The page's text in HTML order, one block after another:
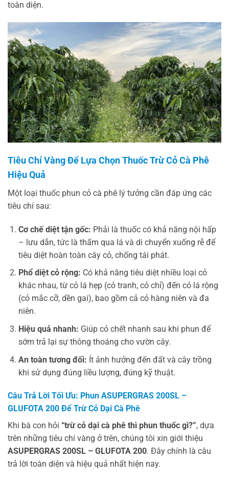
toàn diện.
Tiêu Chí Vàng Để Lựa Chọn Thuốc Trừ Cỏ Cà Phê
Hiệu Quả
Một loại thuốc phun cỏ cà phê lý tưởng cần đáp ứng các
tiêu chí sau:
Cơ chế diệt tận gốc: Phải là thuốc có khả năng nội hấp
– lưu dẫn, tức là thấm qua lá và di chuyển xuống rễ để
tiêu diệt hoàn toàn cây cỏ, chống tái phát.
Phổ diệt cỏ rộng: Có khả năng tiêu diệt nhiều loại cỏ
khác nhau, từ cỏ lá hẹp (cỏ tranh, cỏ chỉ) đến cỏ lá rộng
(cỏ mắc cỡ, dền gai), bao gồm cả cỏ hàng niên và đa
niên.
Hiệu quả nhanh: Giúp cỏ chết nhanh sau khi phun để
sớm trả lại sự thông thoáng cho vườn cây.
An toàn tương đối: Ít ảnh hưởng đến đất và cây trồng
khi sử dụng đúng liều lượng, đúng kỹ thuật.
Câu Trả Lời Tối Ưu: Phun ASUPERGRAS 200SL –
GLUFOTA 200 Để Trừ Cỏ Dại Cà Phê
Khi bà con hỏi “trừ cỏ dại cà phê thì phun thuốc gì?”, dựa
trên những tiêu chí vàng ở trên, chúng tôi xin giới thiệu
ASUPERGRAS 200SL – GLUFOTA 200. Đây chính là câu
trả lời toàn diện và hiệu quả nhất hiện nay.